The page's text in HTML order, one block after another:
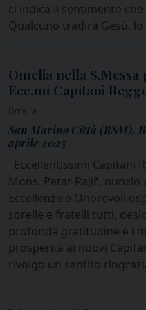
ci indica il sentimento
Qualcuno tradirà Gesù,
Omelia nella
Ecc.mi Capitani
Omelia
San Marino Città (RSM),
aprile 2025
Eccellentissimi Capitani
Mons. Petar Rajič,
Eccellenze e Onorevoli
sorelle e fratelli tutti,
profonda gratitudine e i
prosperità ai nuovi
rivolgo un sentito